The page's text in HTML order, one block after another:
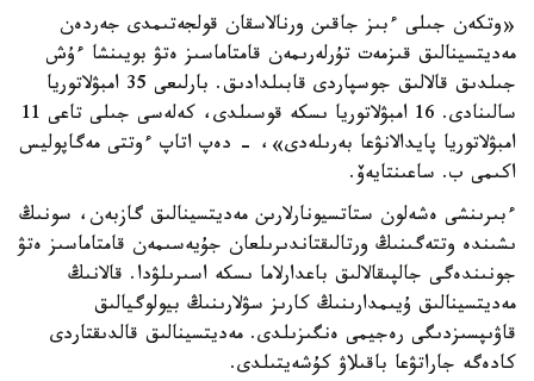
«وتكەن جىلى ءبىز جاقىن ورنالاسقان قولجەتىمدى جەردەن
مەديتسينالىق قىزمەت تۇرلەرىمەن قامتاماسىز ەتۋ بويىنشا ءۇش
جىلدىق قالالىق جوسپاردى قابىلدادىق. بارلىعى 35 امبۋلاتوريا
سالىنادى. 16 امبۋلاتوريا ىسكە قوسىلدى، كەلەسى جىلى تاعى 11
امبۋلاتوريا پايدالانۋعا بەرىلەدى»، - دەپ اتاپ ءوتتى مەگاپوليس
اكىمى ب. ساعىنتايەۆ.
ءبىرىنشى ەشەلون ستاتسيونارلارىن مەديتسينالىق گازبەن، سونىڭ
ىشىندە وتتەگىنىڭ ورتالىقتاندىرىلعان جۇيەسىمەن قامتاماسىز ەتۋ
جونىندەگى جالپىقالالىق باعدارلاما ىسكە اسىرىلۋدا. قالانىڭ
مەديتسينالىق ۇيىمدارىنىڭ كارىز سۋلارىنىڭ بيولوگيالىق
قاۋىپسىزدىگى رەجيمى ەنگىزىلدى. مەديتسينالىق قالدىقتاردى
كادەگە جاراتۋعا باقىلاۋ كۇشەيتىلدى.